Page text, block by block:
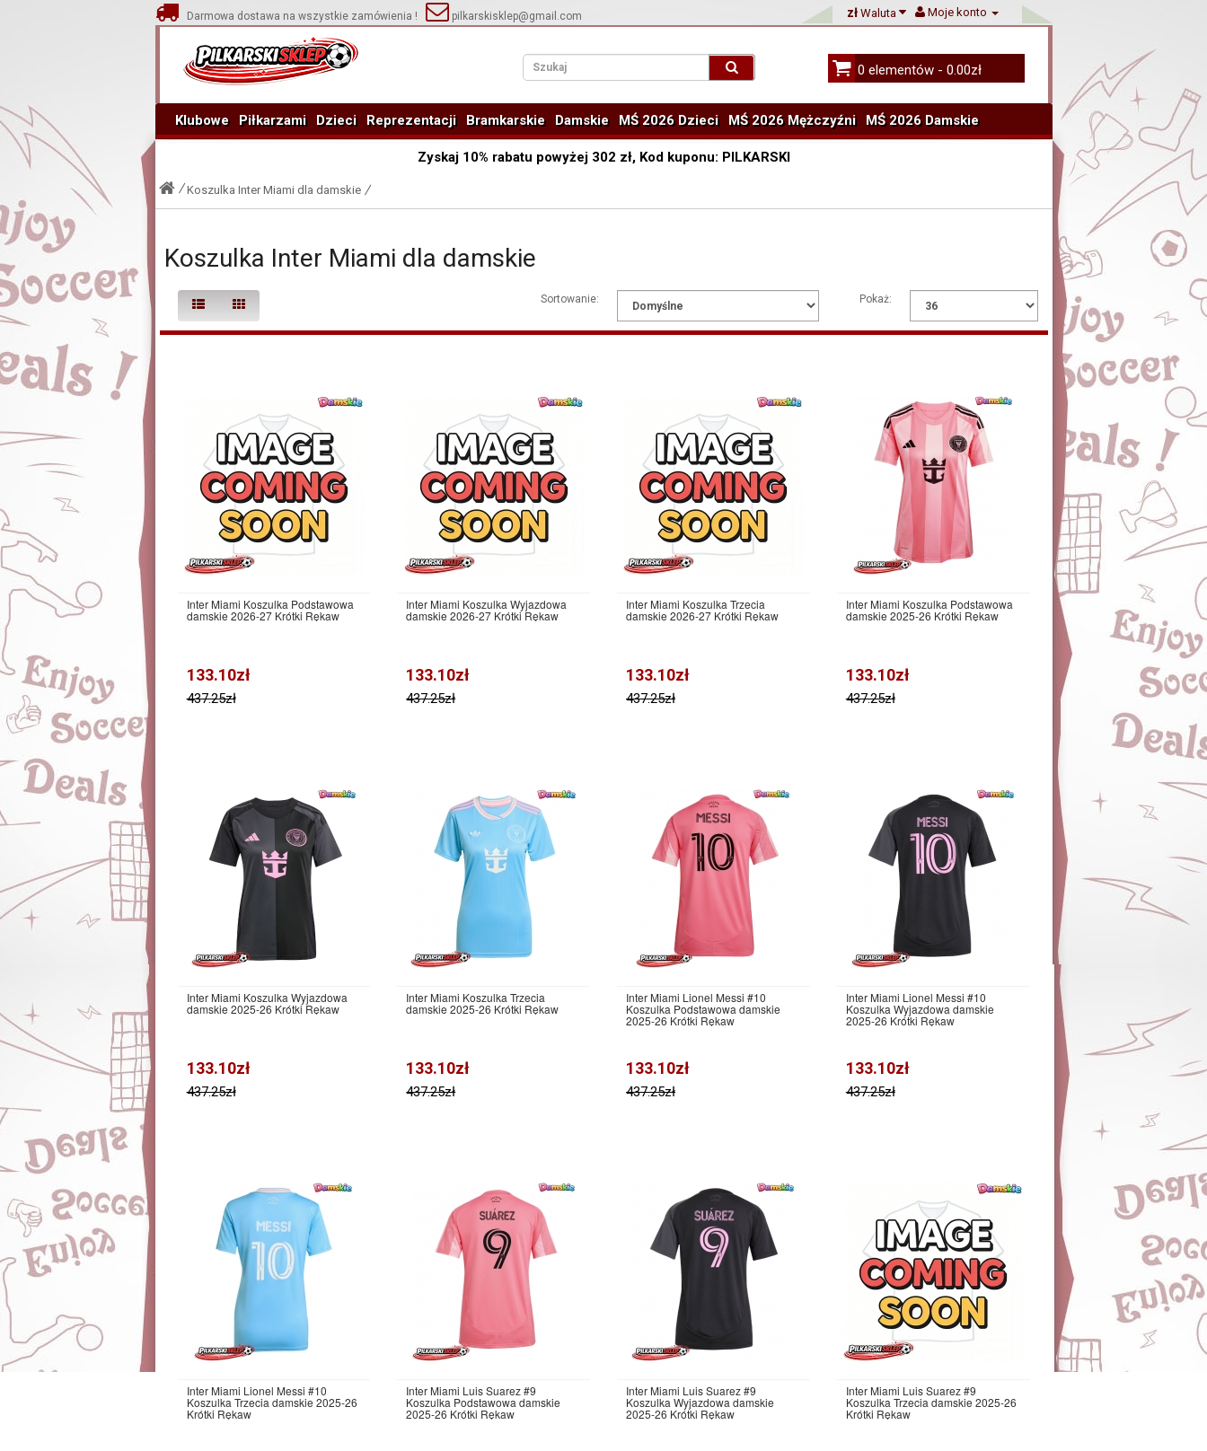
Darmowa dostawa na wszystkie zamówienia ! pilkarskisklep@gmail.com Moje konto
zł Waluta
0 elementów - 0.00zł
Klubowe Piłkarzami Dzieci Reprezentacji Bramkarskie Damskie MŚ 2026 Dzieci MŚ 2026 Mężczyźni MŚ 2026 Damskie
Zyskaj 10% rabatu powyżej 302 zł, Kod kuponu: PILKARSKI
Koszulka Inter Miami dla damskie
Koszulka Inter Miami dla damskie
Sortowanie: Pokaż:
Inter Miami Koszulka Podstawowa
damskie 2026-27 Krótki Rękaw
133.10zł
437.25zł
Inter Miami Koszulka Wyjazdowa
damskie 2026-27 Krótki Rękaw
133.10zł
437.25zł
Inter Miami Koszulka Trzecia
damskie 2026-27 Krótki Rękaw
133.10zł
437.25zł
Inter Miami Koszulka Podstawowa
damskie 2025-26 Krótki Rękaw
133.10zł
437.25zł
Inter Miami Koszulka Wyjazdowa
damskie 2025-26 Krótki Rękaw
133.10zł
437.25zł
Inter Miami Koszulka Trzecia
damskie 2025-26 Krótki Rękaw
133.10zł
437.25zł
Inter Miami Lionel Messi #10
Koszulka Podstawowa damskie
2025-26 Krótki Rękaw
133.10zł
437.25zł
Inter Miami Lionel Messi #10
Koszulka Wyjazdowa damskie
2025-26 Krótki Rękaw
133.10zł
437.25zł
Inter Miami Lionel Messi #10
Koszulka Trzecia damskie 2025-26
Krótki Rękaw
Inter Miami Luis Suarez #9
Koszulka Podstawowa damskie
2025-26 Krótki Rękaw
Inter Miami Luis Suarez #9
Koszulka Wyjazdowa damskie
2025-26 Krótki Rękaw
Inter Miami Luis Suarez #9
Koszulka Trzecia damskie 2025-26
Krótki Rękaw